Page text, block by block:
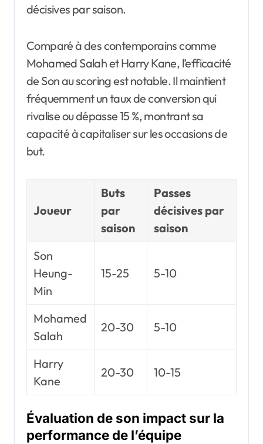
décisives par saison.
Comparé à des contemporains comme
Mohamed Salah et Harry Kane, l’efficacité
de Son au scoring est notable. Il maintient
fréquemment un taux de conversion qui
rivalise ou dépasse 15 %, montrant sa
capacité à capitaliser sur les occasions de
but.
Joueur
Buts
par
saison
Passes
décisives par
saison
Son
Heung-
Min
15-25 5-10
Mohamed
Salah
20-30 5-10
Harry
Kane
20-30 10-15
Évaluation de son impact sur la
performance de l’équipe